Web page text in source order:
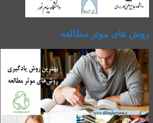
روش های موثر مطالعه